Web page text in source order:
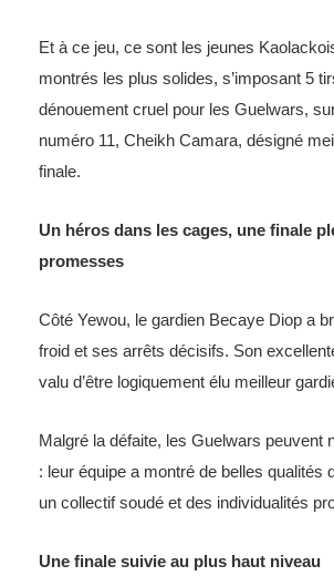
Et à ce jeu, ce sont les jeunes
montrés les plus solides, s’imposant 5
dénouement cruel pour les Guelwars,
numéro 11, Cheikh Camara, désigné
finale.
Un héros dans les cages, une finale
promesses
Côté Yewou, le gardien Becaye Diop a
froid et ses arrêts décisifs. Son
valu d’être logiquement élu meilleur
Malgré la défaite, les Guelwars peuvent
: leur équipe a montré de belles qualités
un collectif soudé et des individualités
Une finale suivie au plus haut niveau